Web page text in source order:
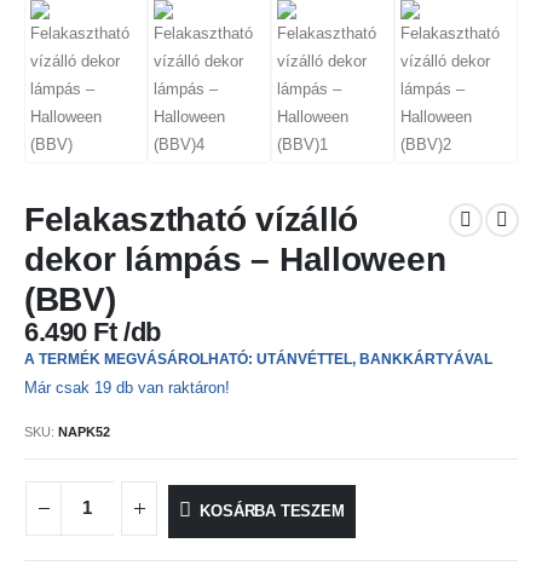
Felakasztható vízálló
dekor lámpás – Halloween
(BBV)
6.490 Ft
A TERMÉK MEGVÁSÁROLHATÓ: UTÁNVÉTTEL, BANKKÁRTYÁVAL
Már csak 19 db van raktáron!
SKU: NAPK52
KOSÁRBA TESZEM